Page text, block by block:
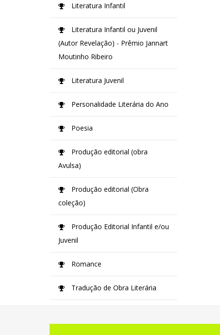
Literatura Infantil
Literatura Infantil ou Juvenil
(Autor Revelação) - Prêmio Jannart
Moutinho Ribeiro
Literatura Juvenil
Personalidade Literária do Ano
Poesia
Produção editorial (obra
Avulsa)
Produção editorial (Obra
coleção)
Produção Editorial Infantil e/ou
Juvenil
Romance
Tradução de Obra Literária